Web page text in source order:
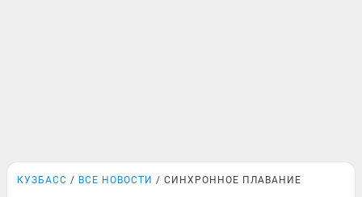
КУЗБАСС ВСЕ НОВОСТИ СИНХРОННОЕ ПЛАВАНИЕ